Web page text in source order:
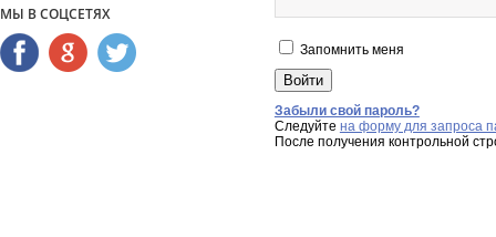
МЫ В СОЦСЕТЯХ
Запомнить меня
Забыли свой пароль?
Следуйте на форму для запроса
После получения контрольной